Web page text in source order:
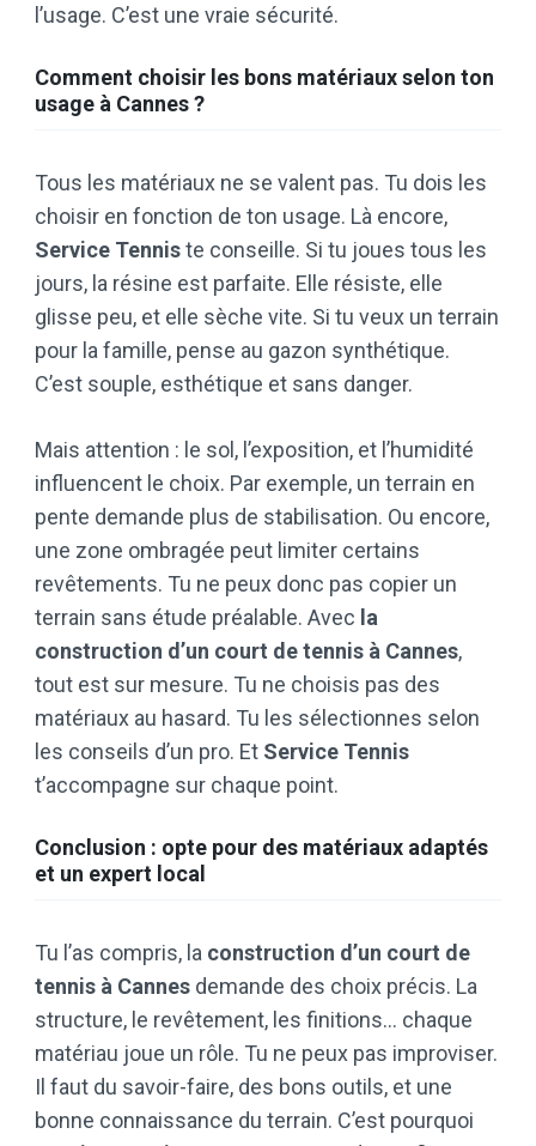
l’usage. C’est une vraie sécurité.
Comment choisir les bons matériaux selon ton
usage à Cannes ?
Tous les matériaux ne se valent pas. Tu dois les
choisir en fonction de ton usage. Là encore,
Service Tenniste conseille. Si tu joues tous les
jours, la résine est parfaite. Elle résiste, elle
glisse peu, et elle sèche vite. Si tu veux un terrain
pour la famille, pense au gazon synthétique.
C’est souple, esthétique et sans danger.
Mais attention : le sol, l’exposition, et l’humidité
influencent le choix. Par exemple, un terrain en
pente demande plus de stabilisation. Ou encore,
une zone ombragée peut limiter certains
revêtements. Tu ne peux donc pas copier un
terrain sans étude préalable. Avec la
construction d’un court de tennis à Cannes,
tout est sur mesure. Tu ne choisis pas des
matériaux au hasard. Tu les sélectionnes selon
les conseils d’un pro. Et Service Tennis
t’accompagne sur chaque point.
Conclusion : opte pour des matériaux adaptés
et un expert local
Tu l’as compris, la construction d’un court de
tennis à Cannes demande des choix précis. La
structure, le revêtement, les finitions… chaque
matériau joue un rôle. Tu ne peux pas improviser.
Il faut du savoir-faire, des bons outils, et une
bonne connaissance du terrain. C’est pourquoi